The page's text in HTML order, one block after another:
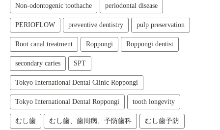
Non-odontogenic toothache periodontal disease
PERIOFLOW preventive dentistry pulp preservation
Root canal treatment Roppongi Roppongi dentist
secondary caries SPT
Tokyo International Dental Clinic Roppongi
Tokyo International Dental Roppongi tooth longevity
むし歯 むし歯、歯周病、予防歯科 むし歯予防